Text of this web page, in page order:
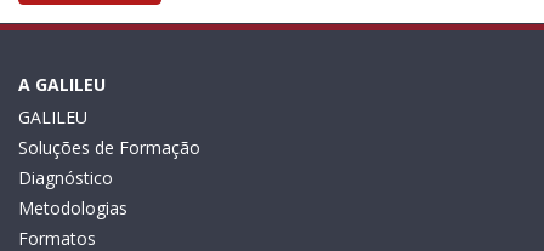
A GALILEU
GALILEU
Soluções de Formação
Diagnóstico
Metodologias
Formatos